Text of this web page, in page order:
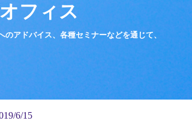
フィス
アドバイス、各種セミナーなどを通じて、
6/15